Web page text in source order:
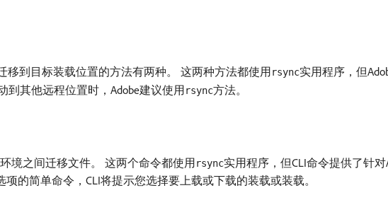
到目标装载位置的方法有两种。 这两种方法都使用rsync实用程序，但
到其他远程位置时，Adobe建议使用rsync方法。
境之间迁移文件。 这两个命令都使用rsync实用程序，但CLI命令提供了针对
的简单命令，CLI将提示您选择要上载或下载的装载或装载。